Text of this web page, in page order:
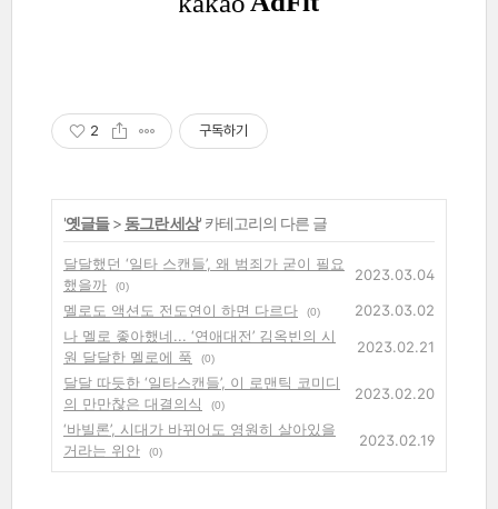
2 구독하기
'옛글들> 동그란 세상' 카테고리의 다른 글
달달했던 ‘일타 스캔들’, 왜 범죄가 굳이 필요
했을까
(0)
2023.03.04
멜로도 액션도 전도연이 하면 다르다
(0)
2023.03.02
나 멜로 좋아했네... ‘연애대전’ 김옥빈의 시
원 달달한 멜로에 푹
(0)
2023.02.21
달달 따듯한 ‘일타스캔들’, 이 로맨틱 코미디
의 만만찮은 대결의식
(0)
2023.02.20
‘바빌론’, 시대가 바뀌어도 영원히 살아있을
거라는 위안
(0)
2023.02.19